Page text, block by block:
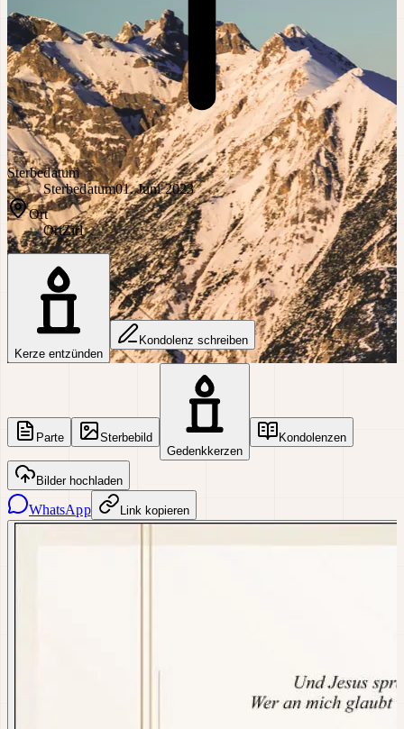
Sterbedatum
Sterbedatum01. Juni 2023
Ort
OrtZirl
Kerze entzünden
Kondolenz schreiben
Parte
Sterbebild
Gedenkkerzen
Kondolenzen
Bilder hochladen
WhatsApp Link kopieren